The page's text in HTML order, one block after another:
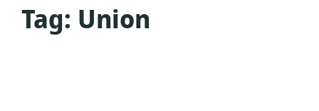
Tag: Union